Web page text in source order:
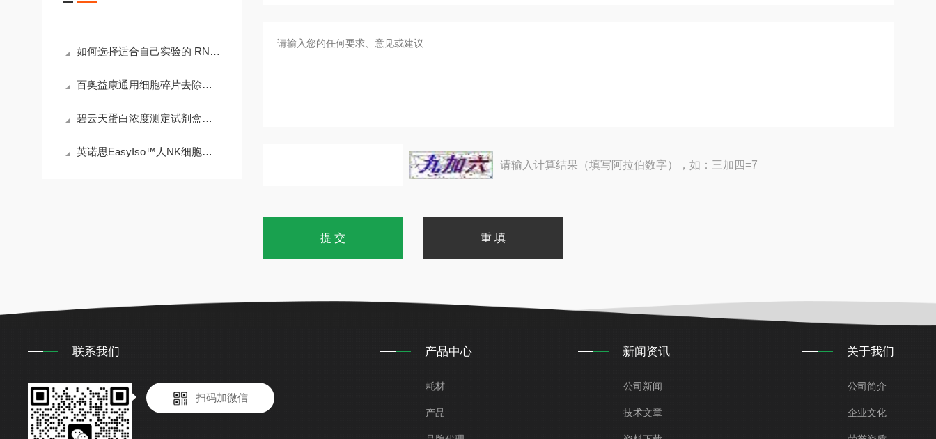
如何选择适合自己实验的 RNA 提取试剂盒？专家指南
百奥益康通用细胞碎片去除试剂盒BA3304：3步实现＞90%碎片清除率
碧云天蛋白浓度测定试剂盒深度测评
英诺思EasyIso™人NK细胞分选试剂盒（SN3201）深度解析
请输入计算结果（填写阿拉伯数字），如：三加四=7
联系我们
扫码加微信
产品中心
耗材
产品
新闻资讯
公司新闻
技术文章
关于我们
公司简介
企业文化